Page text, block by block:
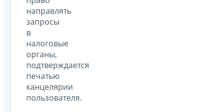
направлять
запросы
в
налоговые
органы,
подтверждается
печатью
канцелярии
пользователя.